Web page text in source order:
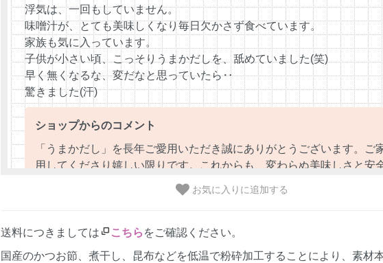
浮気は、一回もしていません。
味噌汁が、とても美味しくなり毎日欠かさず食べています。
家族も気に入っています。
子供が小さい頃、こっそりうまかだしを、舐めていました(笑)
早く無くなるな、変だなと思っていたら‥
驚きました(汗)
ショップからのコメント
「うまかだし」を長年ご愛用いただき誠にありがとうございます。ご
用してくださり嬉しい限りです。これからも、変わらぬ美味しさと安
をお届けできるよう努めて参ります。（2023/08/28 12:17:37）
さくら 50代 女性 2022/11/10 09:42:03
お気に入りに追加する
送料につきましては こちら をご確認ください。
国産のかつお節、煮干し、昆布などを低温で粉砕加工することにより、素材